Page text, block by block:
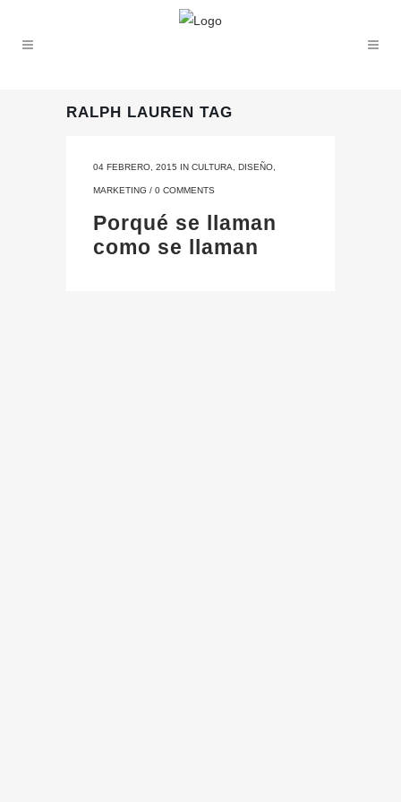
RALPH LAUREN TAG
04 FEBRERO, 2015 IN CULTURA DISEÑO
MARKETING / 0 COMMENTS
Porqué se llaman
como se llaman